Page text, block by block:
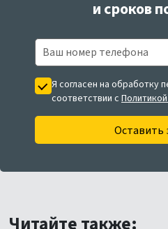
и сроков
Я согласен на обработку
соответствии с
Оставить